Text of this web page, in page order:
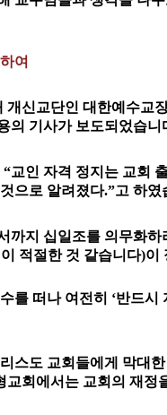
여
신교단인 대한예수교
의 기사가 보도되었습니
교인 자격 정지는 교회
으로 알려졌다.”고 하였
지 십일조를 의무화
이 적절한 것 같습니다)
를 떠나 여전히 ‘반드
스도 교회들에게 막대
회에서는 교회의 재